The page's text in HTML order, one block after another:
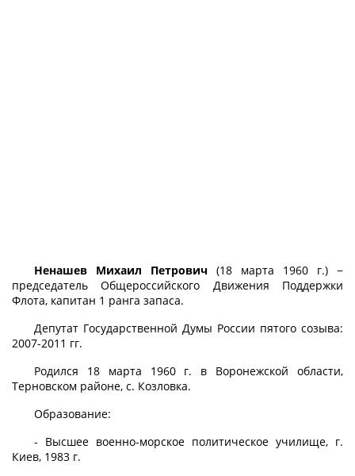
Ненашев Михаил Петрович (18 марта 1960 г.) −
председатель Общероссийского Движения Поддержки
Флота, капитан 1 ранга запаса.
Депутат Государственной Думы России пятого созыва:
2007-2011 гг.
Родился 18 марта 1960 г. в Воронежской области,
Терновском районе, с. Козловка.
Образование:
- Высшее военно-морское политическое училище, г.
Киев, 1983 г.